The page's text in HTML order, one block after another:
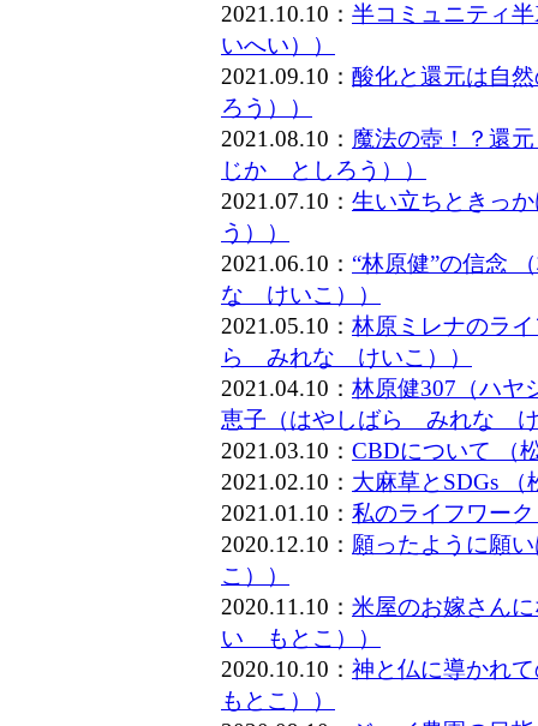
2021.10.10： 半コミュニティ
いへい））
2021.09.10： 酸化と還元は自
ろう））
2021.08.10： 魔法の壺！？還
じか としろう））
2021.07.10： 生い立ちときっ
う））
2021.06.10： “林原健”の信念
な けいこ））
2021.05.10： 林原ミレナのラ
ら みれな けいこ））
2021.04.10： 林原健307（ハヤ
恵子（はやしばら みれな
2021.03.10： CBDについて
2021.02.10： 大麻草とSDGs
2021.01.10： 私のライフワー
2020.12.10： 願ったように願
こ））
2020.11.10： 米屋のお嫁さん
い もとこ））
2020.10.10： 神と仏に導かれ
もとこ））